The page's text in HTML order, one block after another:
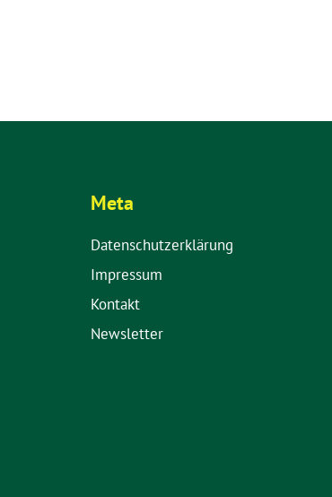
Meta
Datenschutzerklärung
Impressum
Kontakt
Newsletter